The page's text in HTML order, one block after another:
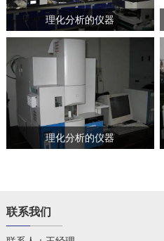
理化分析的仪器
理化分析的仪器
联系我们